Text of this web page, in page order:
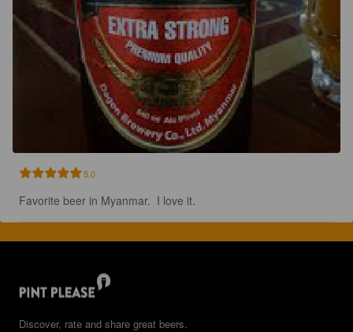
5.0
Favorite beer in Myanmar.  I love it.
Discover, rate and share great beers.